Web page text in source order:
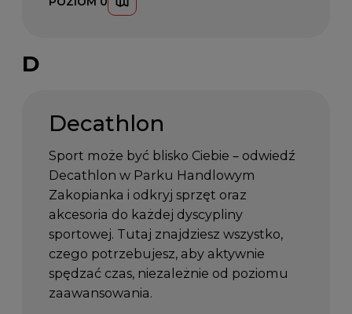
D
Decathlon
Sport może być blisko Ciebie – odwiedź
Decathlon w Parku Handlowym
Zakopianka i odkryj sprzęt oraz
akcesoria do każdej dyscypliny
sportowej. Tutaj znajdziesz wszystko,
czego potrzebujesz, aby aktywnie
spędzać czas, niezależnie od poziomu
zaawansowania.